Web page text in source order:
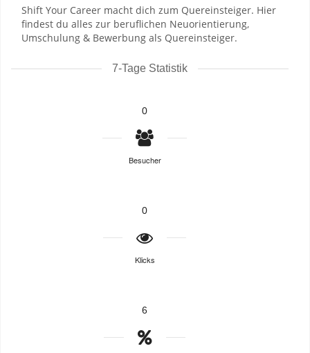
Shift Your Career macht dich zum Quereinsteiger. Hier
findest du alles zur beruflichen Neuorientierung,
Umschulung & Bewerbung als Quereinsteiger.
7-Tage Statistik
0
Besucher
0
Klicks
6